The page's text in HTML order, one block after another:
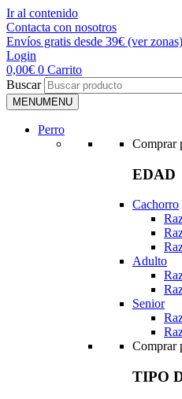
Ir al contenido
Contacta con nosotros
Envíos gratis desde 39€ (ver zonas)
Login
0,00€ 0 Carrito
Buscar
MENUMENU
Perro
Comprar
EDAD
Cachorro
Adulto
Senior
Comprar
TIPO